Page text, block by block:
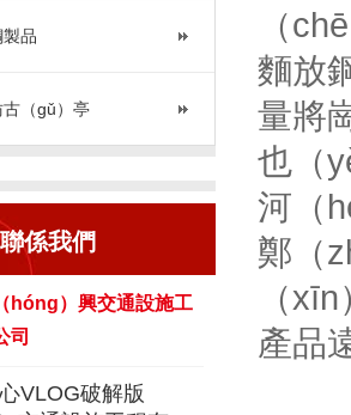
品
（gǔ）亭
聯係我們
hóng）興交通設施工
司
VLOG破解版
（
麵放
量將
也（
河（
鄭（
（
產品